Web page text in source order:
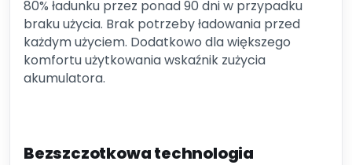
80% ładunku przez ponad 90 dni w przypadku
braku użycia. Brak potrzeby ładowania przed
każdym użyciem. Dodatkowo dla większego
komfortu użytkowania wskaźnik zużycia
akumulatora.
Bezszczotkowa technologia